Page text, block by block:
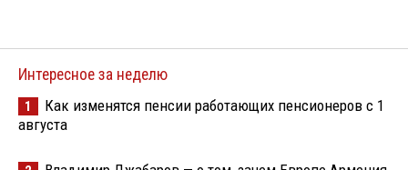
Интересное за неделю
1
Как изменятся пенсии работающих пенсионеров с 1
августа